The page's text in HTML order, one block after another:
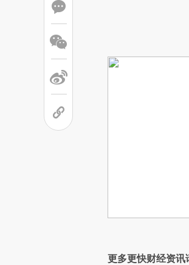
更多更快财经资讯